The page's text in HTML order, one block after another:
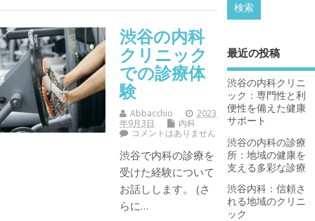
渋谷の内科
クリニック
での診療体
験
Abbacchio
2023
年9月3日
内科
コメントはありません
渋谷で内科の診療を
受けた経験について
お話しします。 (さ
らに…
最近の投稿
渋谷の内科クリニ
ック：専門性と利
便性を備えた健康
サポート
渋谷の内科の診療
所：地域の健康を
支える多彩な診療
渋谷内科：信頼さ
れる地域のクリニ
ック